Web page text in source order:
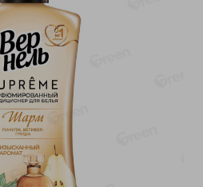
-20%
4.99
3.99
Конфеты фруктово-
ягодные Местное
известное яблоко-тыква
Хоба
60г